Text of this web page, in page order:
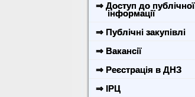
⇒ Доступ до публічної
інформації
⇒ Публічні закупівлі
⇒ Вакансії
⇒ Реєстрація в ДНЗ
⇒ ІРЦ